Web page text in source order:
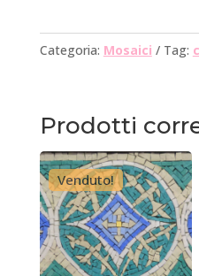
Categoria: Mosaici Tag:
Prodotti
Venduto!